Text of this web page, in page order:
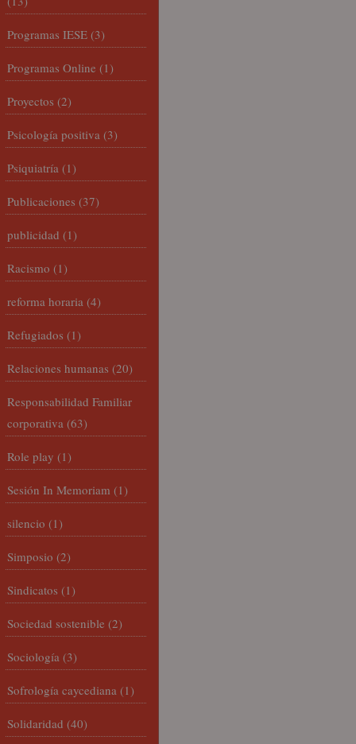
Programas IESE (3)
Programas Online (1)
Proyectos (2)
Psicología positiva (3)
Psiquiatría (1)
Publicaciones (37)
publicidad (1)
Racismo (1)
reforma horaria (4)
Refugiados (1)
Relaciones humanas (20)
Responsabilidad Familiar
corporativa (63)
Role play (1)
Sesión In Memoriam (1)
silencio (1)
Simposio (2)
Sindicatos (1)
Sociedad sostenible (2)
Sociología (3)
Sofrología caycediana (1)
Solidaridad (40)